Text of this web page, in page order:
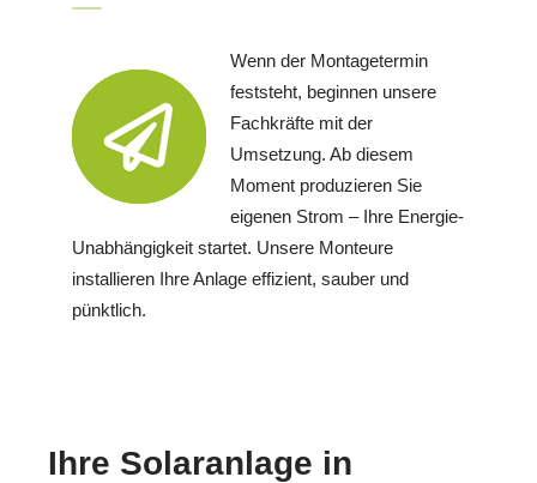
Wenn der Montagetermin
feststeht, beginnen unsere
Fachkräfte mit der
Umsetzung. Ab diesem
Moment produzieren Sie
eigenen Strom – Ihre Energie-
Unabhängigkeit startet. Unsere Monteure
installieren Ihre Anlage effizient, sauber und
pünktlich.
Ihre Solaranlage in